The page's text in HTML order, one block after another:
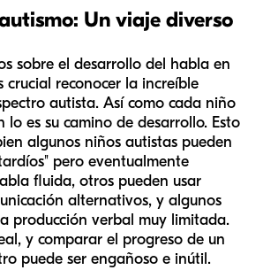
Un viaje diverso
sobre el desarrollo del habla en
crucial reconocer la increíble
autista. Así como cada niño
lo es su camino de desarrollo. Esto
algunos niños autistas pueden
pero eventualmente
fluida, otros pueden usar
alternativos, y algunos
producción verbal muy limitada.
y comparar el progreso de un
puede ser engañoso e inútil.